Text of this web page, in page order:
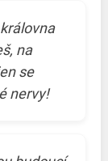
na
se
nervy!